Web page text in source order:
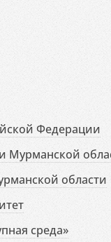
Федерации
Мурманской
области
среда»